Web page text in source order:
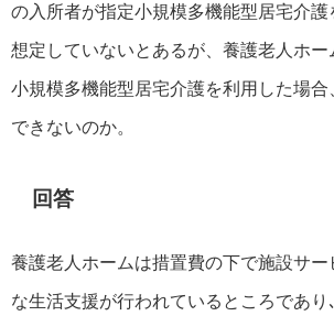
の入所者が指定小規模多機能型居宅介護
想定していないとあるが、養護老人ホー
小規模多機能型居宅介護を利用した場合
できないのか。
回答
養護老人ホームは措置費の下で施設サー
な生活支援が行われているところであ